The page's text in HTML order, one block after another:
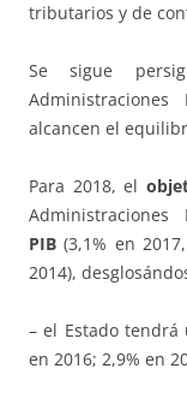
tributarios y de
Se sigue
alcancen el
Para 2018, el
PIB(3,1% en
2014),
– el Estado tendrá
en 2016; 2,9% en